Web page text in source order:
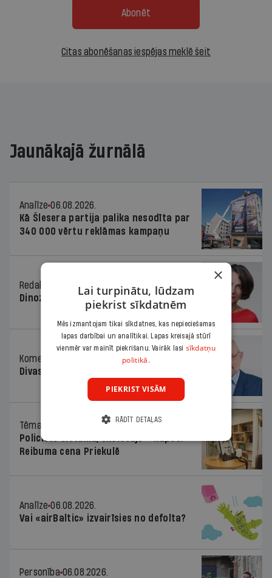
Abonēt
Citas abonēšanas iespējas meklē šeit
Jaunākajā žurnālā
Analīze 06.08.2026.
Kā Šlesera partija palika nesodīta par
340 000 vērtu reklāmas kampaņu
Redaktores sleja
06.08.2026.
Dinozaura triks
Komentārs
Divas koalīcijas
Tēma
Policists cietumā, skolotājs – kapos.
Reibuma cena Priekulē
Analīze 06.08.2026.
Vai «airBaltic» izvairīsies no defolta?
Personība 06.08.2026.
×
Lai turpinātu, lūdzam
piekrist sīkdatnēm
Mēs izmantojam tikai sīkdatnes, kas nepieciešamas
lapas darbībai un analītikai. Lapas kreisajā stūrī
vienmēr var mainīt piekrišanu. Vairāk lasi sīkdatņu
politikā.
PIEKRIST VISĀM
RĀDĪT DETAĻAS